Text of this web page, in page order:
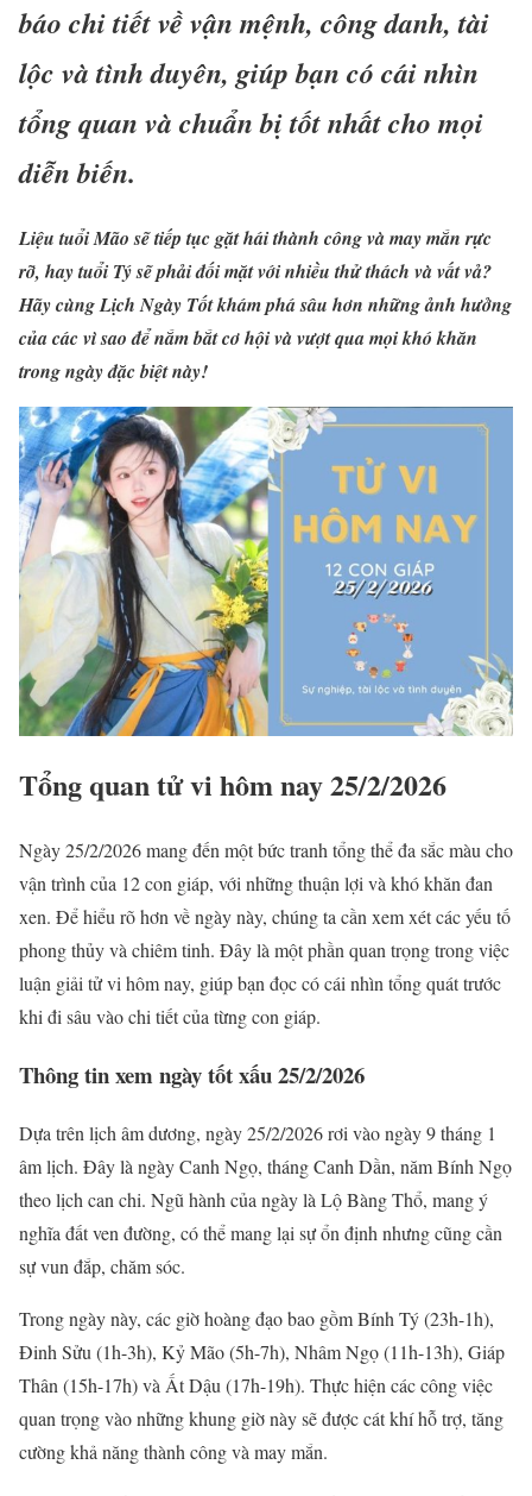
báo chi tiết về vận mệnh, công danh, tài
lộc và tình duyên, giúp bạn có cái nhìn
tổng quan và chuẩn bị tốt nhất cho mọi
diễn biến.
Liệu tuổi Mão sẽ tiếp tục gặt hái thành công và may mắn rực
rỡ, hay tuổi Tý sẽ phải đối mặt với nhiều thử thách và vất vả?
Hãy cùng Lịch Ngày Tốt khám phá sâu hơn những ảnh hưởng
của các vì sao để nắm bắt cơ hội và vượt qua mọi khó khăn
trong ngày đặc biệt này!
Tổng quan tử vi hôm nay 25/2/2026
Ngày 25/2/2026 mang đến một bức tranh tổng thể đa sắc màu cho
vận trình của 12 con giáp, với những thuận lợi và khó khăn đan
xen. Để hiểu rõ hơn về ngày này, chúng ta cần xem xét các yếu tố
phong thủy và chiêm tinh. Đây là một phần quan trọng trong việc
luận giải tử vi hôm nay, giúp bạn đọc có cái nhìn tổng quát trước
khi đi sâu vào chi tiết của từng con giáp.
Thông tin xem ngày tốt xấu 25/2/2026
Dựa trên lịch âm dương, ngày 25/2/2026 rơi vào ngày 9 tháng 1
âm lịch. Đây là ngày Canh Ngọ, tháng Canh Dần, năm Bính Ngọ
theo lịch can chi. Ngũ hành của ngày là Lộ Bàng Thổ, mang ý
nghĩa đất ven đường, có thể mang lại sự ổn định nhưng cũng cần
sự vun đắp, chăm sóc.
Trong ngày này, các giờ hoàng đạo bao gồm Bính Tý (23h-1h),
Đinh Sửu (1h-3h), Kỷ Mão (5h-7h), Nhâm Ngọ (11h-13h), Giáp
Thân (15h-17h) và Ất Dậu (17h-19h). Thực hiện các công việc
quan trọng vào những khung giờ này sẽ được cát khí hỗ trợ, tăng
cường khả năng thành công và may mắn.